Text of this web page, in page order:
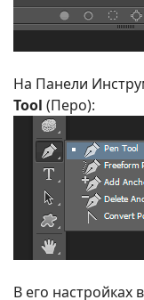
На Панели
Tool (Перо):
В его настройках